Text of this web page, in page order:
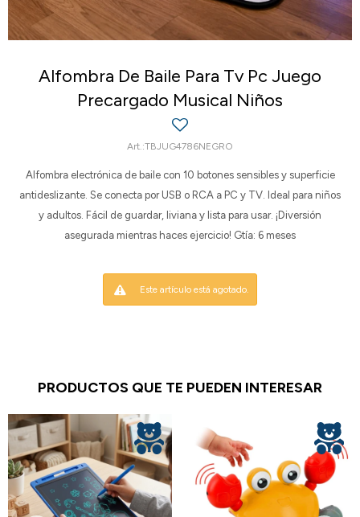
Alfombra De Baile Para Tv Pc Juego
Precargado Musical Niños
TBJUG4786NEGRO
Alfombra electrónica de baile con 10 botones sensibles y superficie
antideslizante. Se conecta por USB o RCA a PC y TV. Ideal para niños
y adultos. Fácil de guardar, liviana y lista para usar. ¡Diversión
asegurada mientras haces ejercicio! Gtía: 6 meses
Este artículo está agotado.
PRODUCTOS QUE TE PUEDEN INTERESAR